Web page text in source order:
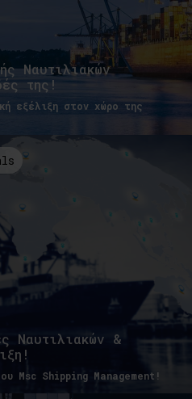
Ναυτιλιακών
της!
εξέλιξη στον χώρο της
Ναυτιλιακών &
Msc Shipping Management!